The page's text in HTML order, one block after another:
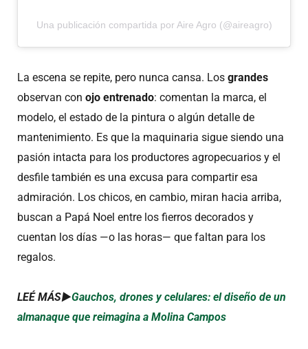
Una publicación compartida por Aire Agro (@aireagro)
La escena se repite, pero nunca cansa. Los grandes
observan con ojo entrenado: comentan la marca, el
modelo, el estado de la pintura o algún detalle de
mantenimiento. Es que la maquinaria sigue siendo una
pasión intacta para los productores agropecuarios y el
desfile también es una excusa para compartir esa
admiración. Los chicos, en cambio, miran hacia arriba,
buscan a Papá Noel entre los fierros decorados y
cuentan los días —o las horas— que faltan para los
regalos.
LEÉ MÁS►Gauchos, drones y celulares: el diseño de un
almanaque que reimagina a Molina Campos